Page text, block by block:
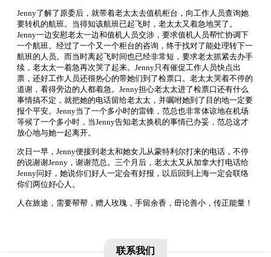
Jenny了解了原委后，就带着老太太去值机柜台，向工作人员查询她
要转机的航班。当得知该航班已起飞时，老太太又着急地哭了。
Jenny一边安慰老太一边和值机人员交涉，要求值机人员帮忙协调下
一个航班。经过了一个又一个柜台的咨询，终于找对了能处理转下一
航班的人员。而当时离起飞时间也已经非常短，要求老太抓紧去办手
续，老太太一着急再次哭了起来。Jenny只有催促工作人员快点出
票，还好工作人员还很热心的带她们到了检票口。老太太哭着不停的
道谢，看得旁边的人都着急。Jenny担心老太太进了检票口还有什么
事情搞不定，就把她的电话留给老太太，并嘱咐她到了目的地一定要
报个平安。Jenny当了一个多小时的雷锋，范总也非常体谅地在机场
等候了一个多小时，当Jenny告知老太换机的事情已办妥，范总这才
放心地与她一起离开。
次日一早，Jenny便接到老太和她女儿从蒙特利尔打来的电话，不停
的说谢谢Jenny，谢谢范总。三个月后，老太太又从加拿大打电话给
Jenny问好，她说你们好人一定会有好报，以后回到上海一定会联络
你们两位好心人。
人在旅途，需要帮帮，赠人玫瑰，手留余香，毌论善小，传正能量！
联系我们